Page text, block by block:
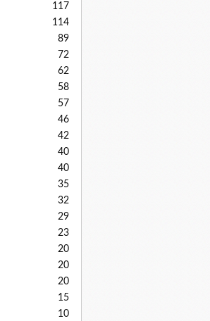
117
114
89
72
62
58
57
46
42
40
40
35
32
29
23
20
20
20
15
10